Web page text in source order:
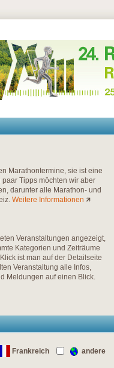
Marathontermine, sie ist eine
Tipps möchten wir aber
darunter alle Marathon- und
Weitere Informationen
Veranstaltungen angezeigt,
Kategorien und Zeiträume
ist man auf der Detailseite
Veranstaltung alle Infos,
Meldungen auf einen Blick.
Frankreich andere